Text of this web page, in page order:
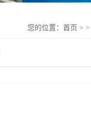
您的位置： 首页 > >